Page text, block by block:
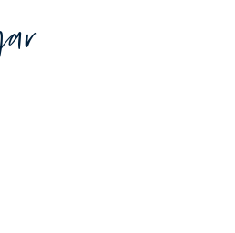
EXCLUSIVOS